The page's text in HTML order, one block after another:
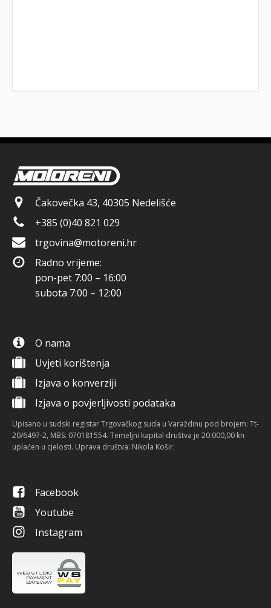
Čakovečka 43, 40305 Nedelišće
+385 (0)40 821 029
trgovina@motoreni.hr
Radno vrijeme:
pon-pet 7:00 – 16:00
subota 7:00 – 12:00
O nama
Uvjeti korištenja
Izjava o konverziji
Izjava o povjerljivosti podataka
Upisano u sudski registar Trgovačkog suda u Varaždinu pod brojem: Tt-
20/6497-2, MBS: 070181554. Temeljni kapital društva je 20.000,00 kn
uplaćen u cjelosti. Uprava društva: Nikola Košir.
Facebook
Youtube
Instagram